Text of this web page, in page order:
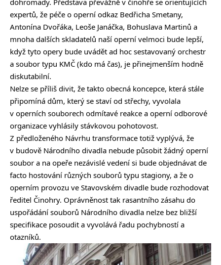
dohromady. Představa převážně v činohře se orientujících
expertů, že péče o operní odkaz Bedřicha Smetany,
Antonína Dvořáka, Leoše Janáčka, Bohuslava Martinů a
mnoha dalších skladatelů naší operní velmoci bude lepší,
když tyto opery bude uvádět ad hoc sestavovaný orchestr
a soubor typu KMČ (kdo má čas), je přinejmenším hodně
diskutabilní.
Nelze se příliš divit, že takto obecná koncepce, která stále
připomíná dům, který se staví od střechy, vyvolala
v operních souborech odmítavé reakce a operní odborové
organizace vyhlásily stávkovou pohotovost.
Z předloženého Návrhu transformace totiž vyplývá, že
v budově Národního divadla nebude působit žádný operní
soubor a na opeře nezávislé vedení si bude objednávat de
facto hostování různých souborů typu stagiony, a že o
operním provozu ve Stavovském divadle bude rozhodovat
ředitel Činohry. Oprávněnost tak rasantního zásahu do
uspořádání souborů Národního divadla nelze bez bližší
specifikace posoudit a vyvolává řadu pochybností a
otazníků.